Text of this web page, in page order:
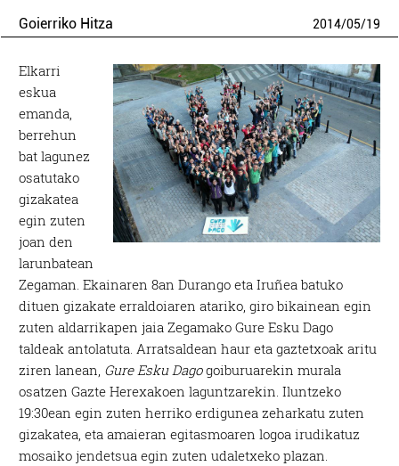
Goierriko Hitza 2014/05/19
Elkarri
eskua
emanda,
berrehun
bat lagunez
osatutako
gizakatea
egin zuten
joan den
larunbatean
Zegaman. Ekainaren 8an Durango eta Iruñea batuko
dituen gizakate erraldoiaren atariko, giro bikainean egin
zuten aldarrikapen jaia Zegamako Gure Esku Dago
taldeak antolatuta. Arratsaldean haur eta gaztetxoak aritu
ziren lanean, Gure Esku Dagogoiburuarekin murala
osatzen Gazte Herexakoen laguntzarekin. Iluntzeko
19:30ean egin zuten herriko erdigunea zeharkatu zuten
gizakatea, eta amaieran egitasmoaren logoa irudikatuz
mosaiko jendetsua egin zuten udaletxeko plazan.